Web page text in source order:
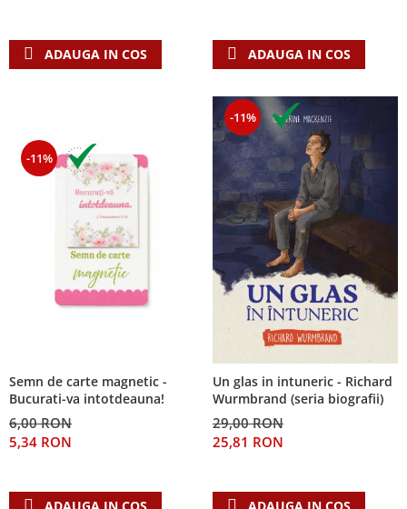
ADAUGA IN COS ADAUGA IN COS
-11%
Semn de carte magnetic -
Bucurati-va intotdeauna!
6,00 RON
5,34 RON
-11%
Un glas in intuneric - Richard
Wurmbrand (seria biografii)
29,00 RON
25,81 RON